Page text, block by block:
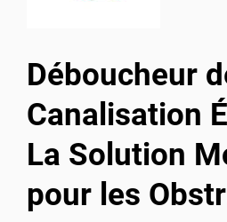
Déboucheur
Canalisation
La Solution
pour les